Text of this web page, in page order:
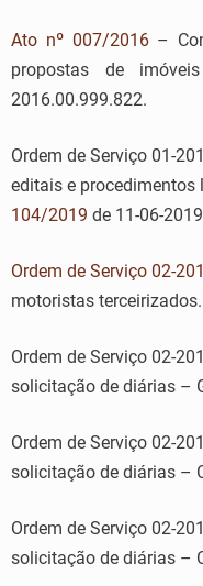
Ato nº 007/2016–
propostas de
2016.00.999.822.
Ordem de Serviço 01-
editais e
104/2019 de 11-06-2019
Ordem de Serviço 02-
motoristas terceirizados.
Ordem de Serviço 02-
solicitação de diárias –
Ordem de Serviço 02-
solicitação de diárias –
Ordem de Serviço 02-
solicitação de diárias –